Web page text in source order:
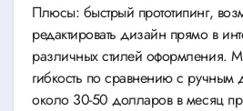
Плюсы: быстрый прототипинг,
редактировать дизайн прямо в
различных стилей оформления.
гибкость по сравнению с
около 30-50 долларов в месяц